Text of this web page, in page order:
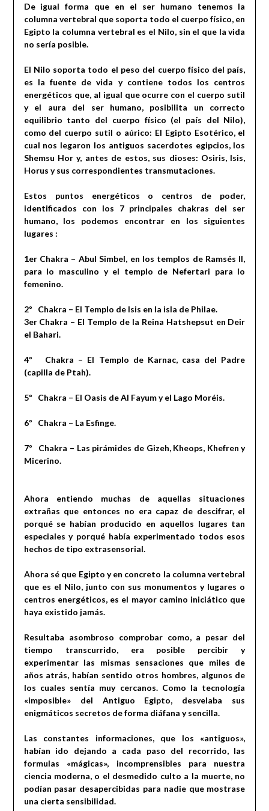
De igual forma que en el ser humano tenemos la
columna vertebral que soporta todo el cuerpo físico, en
Egipto la columna vertebral es el Nilo, sin el que la vida
no sería posible.
El Nilo soporta todo el peso del cuerpo físico del país,
es la fuente de vida y contiene todos los centros
energéticos que, al igual que ocurre con el cuerpo sutil
y el aura del ser humano, posibilita un correcto
equilibrio tanto del cuerpo físico (el país del Nilo),
como del cuerpo sutil o aúrico: El Egipto Esotérico, el
cual nos legaron los antiguos sacerdotes egipcios, los
Shemsu Hor y, antes de estos, sus dioses: Osiris, Isis,
Horus y sus correspondientes transmutaciones.
Estos puntos energéticos o centros de poder,
identificados con los 7 principales chakras del ser
humano, los podemos encontrar en los siguientes
lugares :
1er Chakra – Abul Simbel, en los templos de Ramsés II,
para lo masculino y el templo de Nefertari para lo
femenino.
2º Chakra – El Templo de Isis en la isla de Philae.
3er Chakra – El Templo de la Reina Hatshepsut en Deir
el Bahari.
4º Chakra – El Templo de Karnac, casa del Padre
(capilla de Ptah).
5º Chakra – El Oasis de Al Fayum y el Lago Moréis.
6º Chakra – La Esfinge.
7º Chakra – Las pirámides de Gizeh, Kheops, Khefren y
Micerino.
Ahora entiendo muchas de aquellas situaciones
extrañas que entonces no era capaz de descifrar, el
porqué se habían producido en aquellos lugares tan
especiales y porqué había experimentado todos esos
hechos de tipo extrasensorial.
Ahora sé que Egipto y en concreto la columna vertebral
que es el Nilo, junto con sus monumentos y lugares o
centros energéticos, es el mayor camino iniciático que
haya existido jamás.
Resultaba asombroso comprobar como, a pesar del
tiempo transcurrido, era posible percibir y
experimentar las mismas sensaciones que miles de
años atrás, habían sentido otros hombres, algunos de
los cuales sentía muy cercanos. Como la tecnología
«imposible» del Antiguo Egipto, desvelaba sus
enigmáticos secretos de forma diáfana y sencilla.
Las constantes informaciones, que los «antiguos»,
habían ido dejando a cada paso del recorrido, las
formulas «mágicas», incomprensibles para nuestra
ciencia moderna, o el desmedido culto a la muerte, no
podían pasar desapercibidas para nadie que mostrase
una cierta sensibilidad.